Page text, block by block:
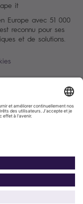
it
Europe avec 51 000
reconnu pour ses
et de solutions.
d'identité